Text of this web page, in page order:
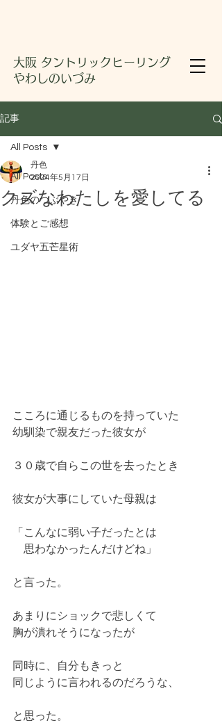
大阪 タントリックヒーリング
やわしのいづみ
記事
All Posts
丹色のつぶやき
体験とご感想
ユダヤ五芒星術
All Posts
クズなわたしを愛してる
丹色
2024年5月17日
こころに通じるものを持っていた
幼馴染で親友だった彼女が
３０歳で自らこの世を去ったとき
彼女が大事にしていた母親は
「こんなに弱い子だったとは
思わなかったんだけどね」
と言った。
あまりにショックで悲しくて
胸が潰れそうになったが
同時に、自分もきっと
同じように言われるのだろうな、
と思った。